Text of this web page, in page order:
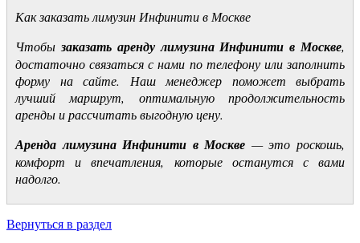
Как заказать лимузин Инфинити в Москве
Чтобы заказать аренду лимузина Инфинити в Москве,
достаточно связаться с нами по телефону или заполнить
форму на сайте. Наш менеджер поможет выбрать
лучший маршрут, оптимальную продолжительность
аренды и рассчитать выгодную цену.
Аренда лимузина Инфинити в Москве — это роскошь,
комфорт и впечатления, которые останутся с вами
надолго.
Вернуться в раздел